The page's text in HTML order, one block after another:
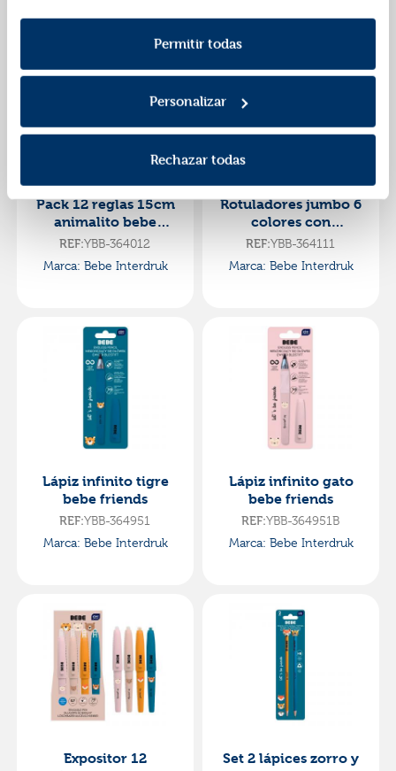
información consulta laPolítica de Cookiesy la
Política de Privacidad.
Permitir todas
Personalizar
Rechazar todas
Pack 12 reglas 15cm
animalito bebe
friends modelo
surtido
REF:YBB-364012
Marca: Bebe Interdruk
Rotuladores jumbo 6
colores con
estampadores bebe
friends
REF:YBB-364111
Marca: Bebe Interdruk
Lápiz infinito tigre
bebe friends
REF:YBB-364951
Marca: Bebe Interdruk
Lápiz infinito gato
bebe friends
REF:YBB-364951B
Marca: Bebe Interdruk
Expositor 12
Set 2 lápices zorro y